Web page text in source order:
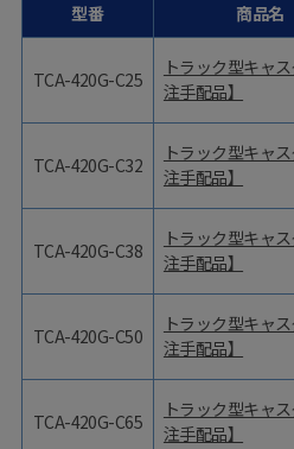
型番
TCA-420G-C25
TCA-420G-C32
TCA-420G-C38
TCA-420G-C50
TCA-420G-C65
商品名
トラック型キャ
注手配品】
トラック型キャ
注手配品】
トラック型キャ
注手配品】
トラック型キャ
注手配品】
トラック型キャ
注手配品】